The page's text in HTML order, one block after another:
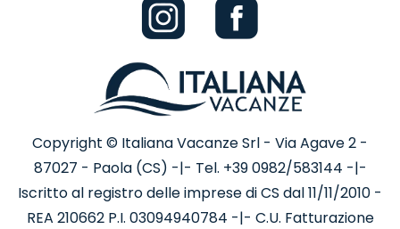
Copyright © Italiana Vacanze Srl - Via Agave 2 -
87027 - Paola (CS) -|- Tel. +39 0982/583144 -|-
Iscritto al registro delle imprese di CS dal 11/11/2010 -
REA 210662 P.I. 03094940784 -|- C.U. Fatturazione